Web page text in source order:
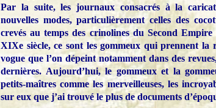
Par la suite, les journaux consacrés à la
nouvelles modes, particulièrement celles des
crevés au temps des crinolines du Second
XIXe siècle, ce sont les gommeux qui prennent la
vogue que l’on dépeint notamment dans des
dernières. Aujourd’hui, le gommeux et la
petits-maîtres comme les merveilleuses, les
sur eux que j’ai trouvé le plus de documents